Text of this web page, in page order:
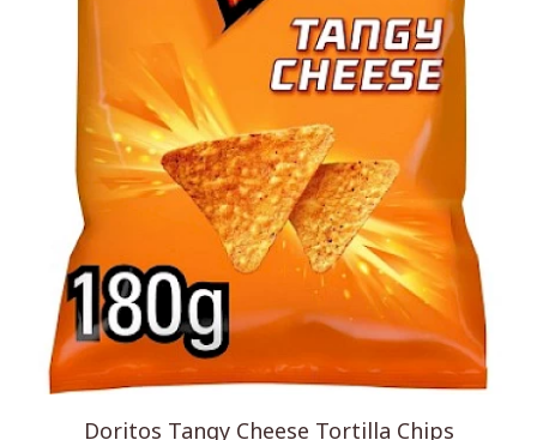
Doritos Tangy Cheese Tortilla Chips